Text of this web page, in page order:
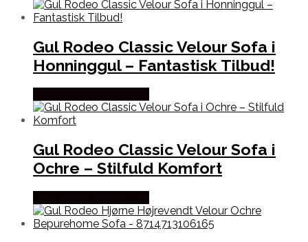
Gul Rodeo Classic Velour Sofa i
Honninggul – Fantastisk Tilbud!
Gul Rodeo Classic Velour Sofa i
Ochre – Stilfuld Komfort